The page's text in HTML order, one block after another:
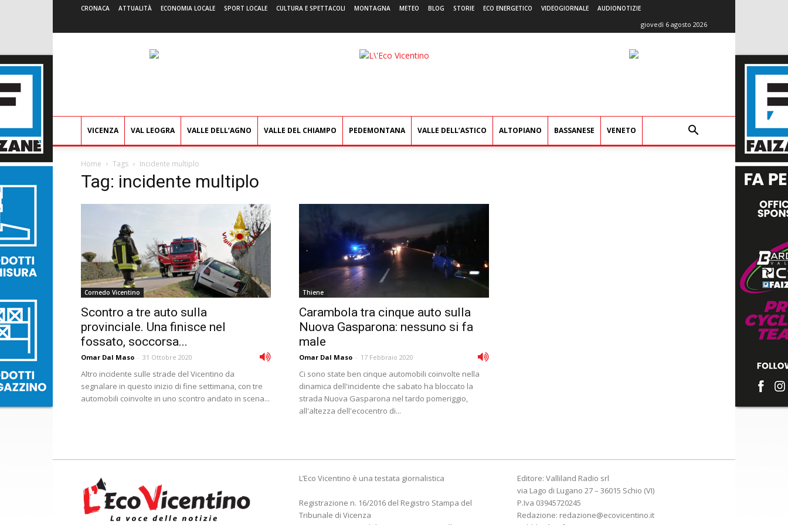
CRONACA ATTUALITÀ ECONOMIA LOCALE SPORT LOCALE CULTURA E SPETTACOLI MONTAGNA METEO BLOG STORIE ECO ENERGETICO VIDEOGIORNALE AUDIONOTIZIE
giovedì 6 agosto 2026
L'Eco
VICENZA VAL LEOGRA VALLE DELL’AGNO VALLE DEL CHIAMPO PEDEMONTANA VALLE DELL’ASTICO ALTOPIANO BASSANESE VENETO
Home Tags Incidente multiplo
Tag: incidente multiplo
Cornedo Vicentino
Scontro a tre auto sulla
provinciale. Una finisce nel
fossato, soccorsa...
Omar Dal Maso - 31 Ottobre 2020
Altro incidente sulle strade del Vicentino da
segnalare in questo inizio di fine settimana, con tre
automobili coinvolte in uno scontro andato in scena...
Thiene
Carambola tra cinque auto sulla
Nuova Gasparona: nessuno si fa
male
Omar Dal Maso - 17 Febbraio 2020
Ci sono state ben cinque automobili coinvolte nella
dinamica dell'incidente che sabato ha bloccato la
strada Nuova Gasparona nel tardo pomeriggio,
all'altezza dell'ecocentro di...
L’Eco Vicentino è una testata giornalistica
Registrazione n. 16/2016 del Registro Stampa del
Tribunale di Vicenza
Editore: Valliland Radio srl
via Lago di Lugano 27 – 36015 Schio (VI)
P.Iva 03945720245
Redazione: redazione@ecovicentino.it